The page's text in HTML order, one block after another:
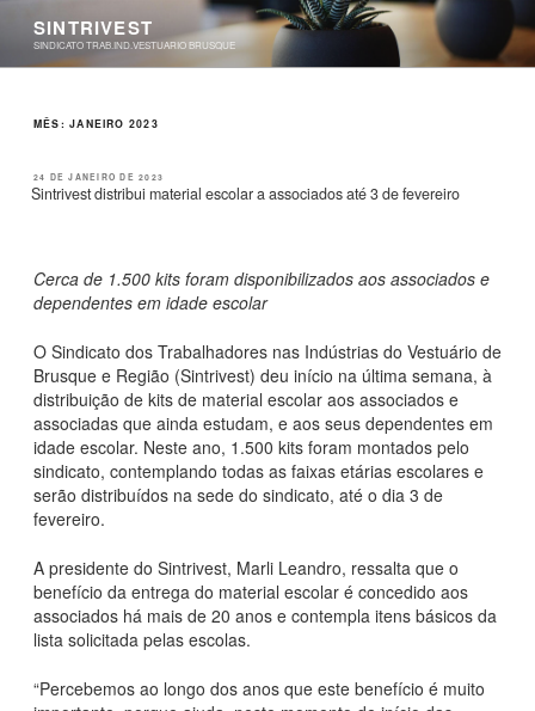
Pular
SINTRIVEST
SINDICATO TRAB.IND.VESTUARIO BRUSQUE
MÊS:JANEIRO 2023
PUBLICADO
EM
24 DE JANEIRO DE 2023
Sintrivest distribui material escolar a associados até 3 de fevereiro
Cerca de 1.500 kits foram disponibilizados aos associados e
dependentes em idade escolar
O Sindicato dos Trabalhadores nas Indústrias do Vestuário de
Brusque e Região (Sintrivest) deu início na última semana, à
distribuição de kits de material escolar aos associados e
associadas que ainda estudam, e aos seus dependentes em
idade escolar. Neste ano, 1.500 kits foram montados pelo
sindicato, contemplando todas as faixas etárias escolares e
serão distribuídos na sede do sindicato, até o dia 3 de
fevereiro.
A presidente do Sintrivest, Marli Leandro, ressalta que o
benefício da entrega do material escolar é concedido aos
associados há mais de 20 anos e contempla itens básicos da
lista solicitada pelas escolas.
“Percebemos ao longo dos anos que este benefício é muito